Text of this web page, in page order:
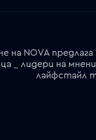
на NOVA
_ лидери на
лайфстайл